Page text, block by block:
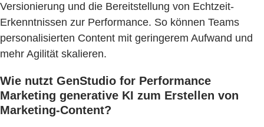
Versionierung und die Bereitstellung von Echtzeit-
Erkenntnissen zur Performance. So können Teams
personalisierten Content mit geringerem Aufwand und
mehr Agilität skalieren.
Wie nutzt GenStudio for Performance
Marketing generative KI zum Erstellen von
Marketing-Content?